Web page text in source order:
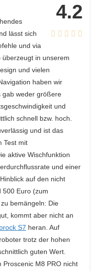
4.2
lässt sich
und via
in unserem
und vielen
haben wir
gab weder größere
und
schnell bzw. hoch.
und ist das
Test mit
aktive Wischfunktion
und einer
auf den nicht
500 Euro (zum
bemängeln: Die
kommt aber nicht an
S7 heran. Auf
trotz der hohen
guten Wert.
Proscenic M8 PRO nicht